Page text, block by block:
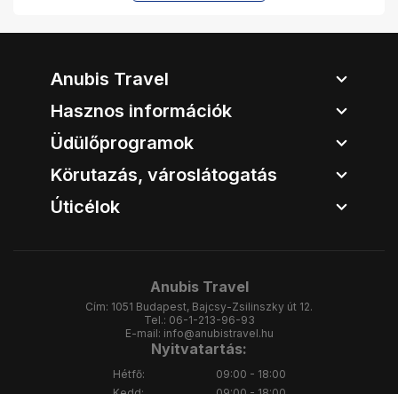
Anubis Travel
Hasznos információk
Üdülőprogramok
Körutazás, városlátogatás
Úticélok
Anubis Travel
Cím: 1051 Budapest, Bajcsy-Zsilinszky út 12.
Tel.: 06-1-213-96-93
E-mail: info@anubistravel.hu
Nyitvatartás:
Hétfő:
09:00 - 18:00